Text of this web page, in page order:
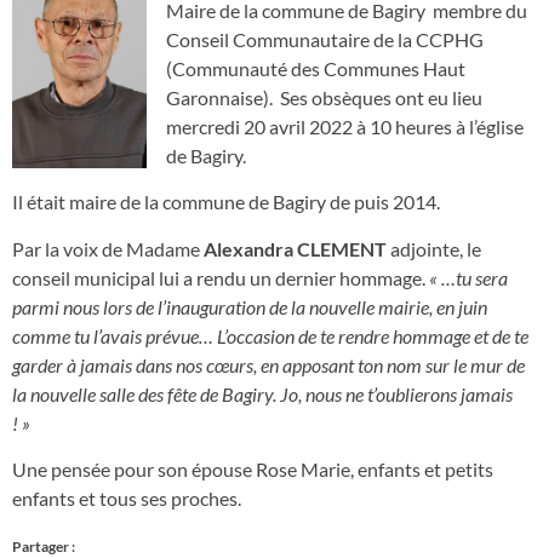
Maire de la commune de Bagiry membre du
Conseil Communautaire de la CCPHG
(Communauté des Communes Haut
Garonnaise). Ses obsèques ont eu lieu
mercredi 20 avril 2022 à 10 heures à l’église
de Bagiry.
Il était maire de la commune de Bagiry de puis 2014.
Par la voix de Madame Alexandra CLEMENTadjointe, le
conseil municipal lui a rendu un dernier hommage. « …tu sera
parmi nous lors de l’inauguration de la nouvelle mairie, en juin
comme tu l’avais prévue… L’occasion de te rendre hommage et de te
garder à jamais dans nos cœurs, en apposant ton nom sur le mur de
la nouvelle salle des fête de Bagiry. Jo, nous ne t’oublierons jamais
! »
Une pensée pour son épouse Rose Marie, enfants et petits
enfants et tous ses proches.
Partager :